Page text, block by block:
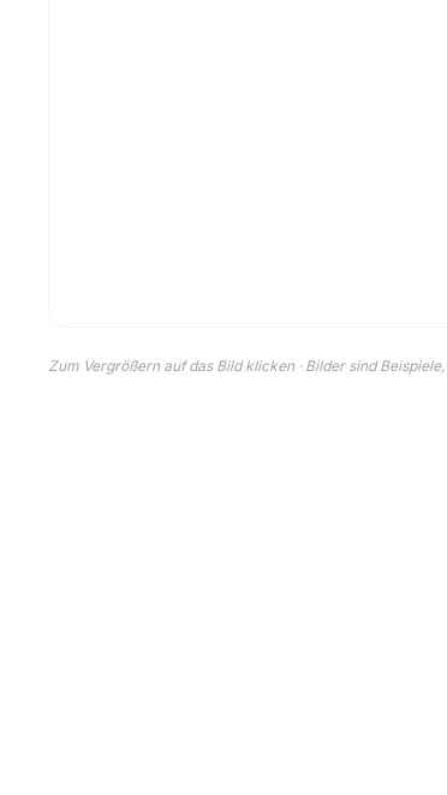
Zum Vergrößern auf das Bild klicken · Bilder sind